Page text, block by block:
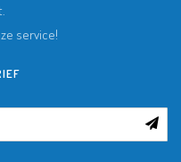
service!